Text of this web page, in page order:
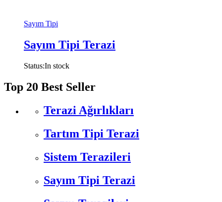
Sayım Tipi
Sayım Tipi Terazi
Status:In stock
Top 20 Best Seller
Terazi Ağırlıkları
Tartım Tipi Terazi
Sistem Terazileri
Sayım Tipi Terazi